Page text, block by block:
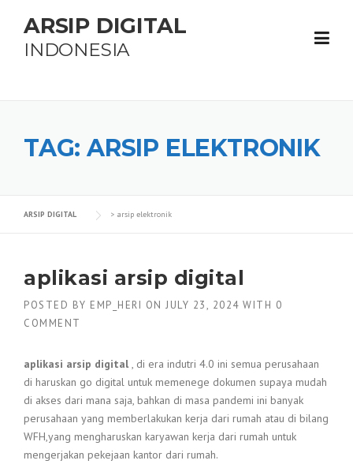
content
ARSIP DIGITAL
INDONESIA
TAG: ARSIP ELEKTRONIK
ARSIP DIGITAL > arsip elektronik
aplikasi arsip digital
POSTED BY EMP_HERI ON JULY 23, 2024 WITH 0
COMMENT
aplikasi arsip digital, di era indutri 4.0 ini semua perusahaan
di haruskan go digital untuk memenege dokumen supaya mudah
di akses dari mana saja, bahkan di masa pandemi ini banyak
perusahaan yang memberlakukan kerja dari rumah atau di bilang
WFH,yang mengharuskan karyawan kerja dari rumah untuk
mengerjakan pekejaan kantor dari rumah.